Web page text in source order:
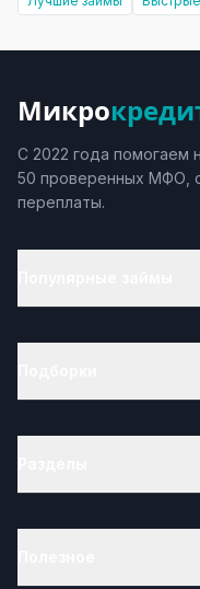
Микро
С 2022 года помогаем
50 проверенных МФО,
переплаты.